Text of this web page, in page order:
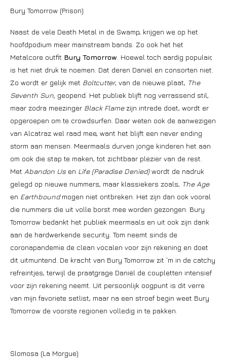
Bury Tomorrow (Prison)
Naast de vele Death Metal in de Swamp, krijgen we op het
hoofdpodium meer mainstream bands. Zo ook het het
Metalcore outfit Bury Tomorrow . Hoewel toch aardig populair,
is het niet druk te noemen. Dat deren Daniël en consorten niet.
Zo wordt er gelijk met Boltcutter, van de nieuwe plaat, The
Seventh Sun, geopend. Het publiek blijft nog verrassend stil,
maar zodra meezinger Black Flamezijn intrede doet, wordt er
opgeroepen om te crowdsurfen. Daar weten ook de aanwezigen
van Alcatraz wel raad mee, want het blijft een never ending
storm aan mensen. Meermaals durven jonge kinderen het aan
om ook die stap te maken, tot zichtbaar plezier van de rest.
Met Abandon Us en Life (Paradise Denied)wordt de nadruk
gelegd op nieuwe nummers, maar klassiekers zoals, The Age
en Earthboundmogen niet ontbreken. Het zijn dan ook vooral
die nummers die uit volle borst mee worden gezongen. Bury
Tomorrow bedankt het publiek meermaals en uit ook zijn dank
aan de hardwerkende security. Tom neemt sinds de
coronapandemie de clean vocalen voor zijn rekening en doet
dit uitmuntend. De kracht van Bury Tomorrow zit ‘m in de catchy
refreintjes, terwijl de praatgrage Daniël de coupletten intensief
voor zijn rekening neemt. Uit persoonlijk oogpunt is dit verre
van mijn favoriete setlist, maar na een stroef begin weet Bury
Tomorrow de voorste regionen volledig in te pakken.
Slomosa (La Morgue)